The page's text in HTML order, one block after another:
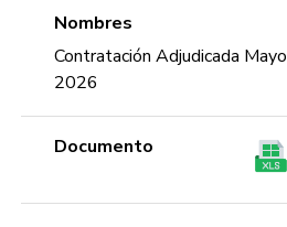
Nombres
Contratación Adjudicada Mayo
2026
Documento